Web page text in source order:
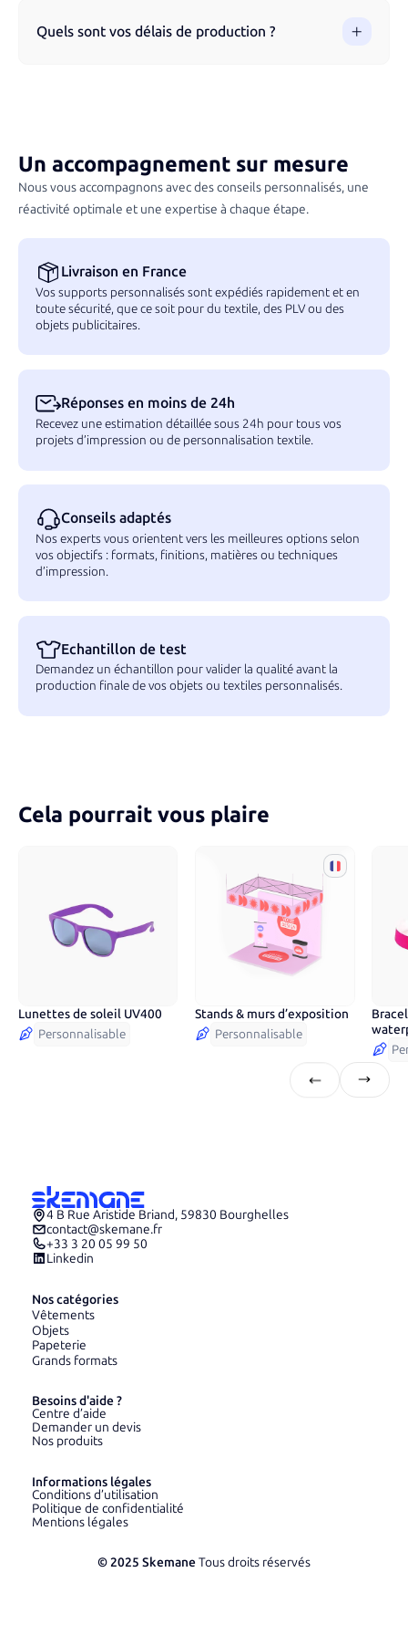
logo, ajuster vos fichiers et vous conseiller sur la meilleure
Quels sont vos délais de production ?
Un accompagnement sur mesure
Nous vous accompagnons avec des conseils personnalisés, une
réactivité optimale et une expertise à chaque étape.
Livraison en France
Vos supports personnalisés sont expédiés rapidement et en
toute sécurité, que ce soit pour du textile, des PLV ou des
objets publicitaires.
Réponses en moins de 24h
Recevez une estimation détaillée sous 24h pour tous vos
projets d’impression ou de personnalisation textile.
Conseils adaptés
Nos experts vous orientent vers les meilleures options selon
vos objectifs : formats, finitions, matières ou techniques
d’impression.
Echantillon de test
Demandez un échantillon pour valider la qualité avant la
production finale de vos objets ou textiles personnalisés.
Cela pourrait vous plaire
7couleurs
Lunettes de soleil UV400
Personnalisable
Stands & murs d’exposition
Personnalisable
12
4 B Rue Aristide Briand, 59830 Bourghelles
contact@skemane.fr
+33 3 20 05 99 50
Linkedin
Nos catégories
Vêtements
Objets
Papeterie
Grands formats
Besoins d'aide ?
Centre d’aide
Demander un devis
Nos produits
Informations légales
Conditions d’utilisation
Politique de confidentialité
Mentions légales
© 2025 SkemaneTous droits réservés